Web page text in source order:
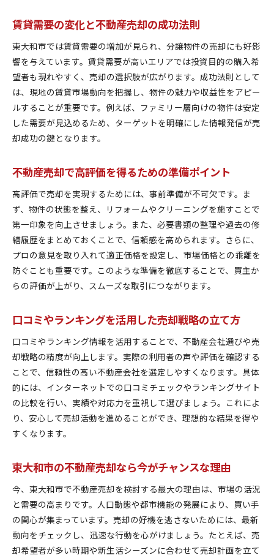
賃貸需要の変化と不動産売却の成功法則
東大和市では賃貸需要の増加が見られ、分譲物件の売却にも好影
響を与えています。賃貸需要が高いエリアでは投資目的の購入希
望者も現れやすく、売却の選択肢が広がります。成功法則として
は、現地の賃貸市場動向を把握し、物件の魅力や収益性をアピー
ルすることが重要です。例えば、ファミリー層向けの物件は安定
した需要が見込めるため、ターゲットを明確にした情報発信が売
却成功の鍵となります。
不動産売却で高評価を得るための準備ポイント
高評価で売却を実現するためには、事前準備が不可欠です。ま
ず、物件の状態を整え、リフォームやクリーニングを施すことで
第一印象を向上させましょう。また、必要書類の整理や過去の修
繕履歴をまとめておくことで、信頼感を高められます。さらに、
プロの意見を取り入れて適正価格を設定し、市場価格との乖離を
防ぐことも重要です。このような準備を徹底することで、買主か
らの評価が上がり、スムーズな取引につながります。
口コミやランキングを活用した売却戦略の立て方
口コミやランキング情報を活用することで、不動産会社選びや売
却戦略の精度が向上します。実際の利用者の声や評価を確認する
ことで、信頼性の高い不動産会社を選定しやすくなります。具体
的には、インターネットでの口コミチェックやランキングサイト
の比較を行い、実績や対応力を重視して選びましょう。これによ
り、安心して売却活動を進めることができ、理想的な結果を得や
すくなります。
東大和市の不動産売却なら今がチャンスな理由
今、東大和市で不動産売却を検討する最大の理由は、市場の活況
と需要の高まりです。人口動態や都市機能の発展により、買い手
の関心が集まっています。売却の好機を逃さないためには、最新
動向をチェックし、迅速な行動を心がけましょう。たとえば、売
却希望者が多い時期や新生活シーズンに合わせて売却計画を立て